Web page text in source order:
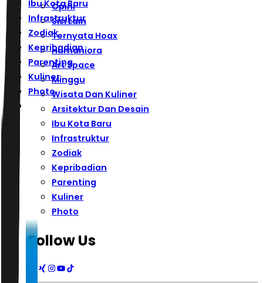
Ibu Kota Baru
Infrastruktur
Zodiak
Kepribadian
Parenting
Kuliner
Photo
Opini
Sisi Lain
Ternyata Hoax
Humaniora
Art Space
Minggu
Wisata Dan Kuliner
Arsitektur Dan Desain
Ibu Kota Baru
Infrastruktur
Zodiak
Kepribadian
Parenting
Kuliner
Photo
Follow Us